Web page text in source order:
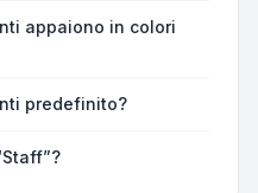
appaiono in colori
predefinito?